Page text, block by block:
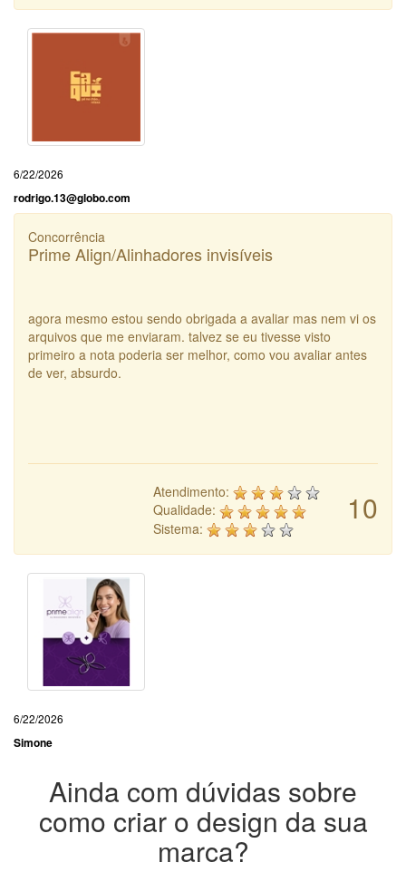
6/22/2026
rodrigo.13@globo.com
Concorrência
Prime Align/Alinhadores invisíveis
agora mesmo estou sendo obrigada a avaliar mas nem vi os
arquivos que me enviaram. talvez se eu tivesse visto
primeiro a nota poderia ser melhor, como vou avaliar antes
de ver, absurdo.
10
Atendimento:
Qualidade:
Sistema:
6/22/2026
Simone
Ainda com dúvidas sobre
como criar o design da sua
marca?